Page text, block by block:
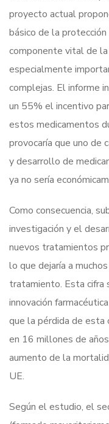
proyecto actual
básico de la
componente vital de
especialmente
complejas. El informe
un 55% el incentivo
estos medicamentos
provocaría que uno de
y desarrollo de
ya no sería
Como consecuencia,
investigación y el
nuevos tratamientos
lo que dejaría a
tratamiento. Esta cifra
innovación
que la pérdida de esta
en 16 millones de
aumento de la
UE.
Según el estudio, el